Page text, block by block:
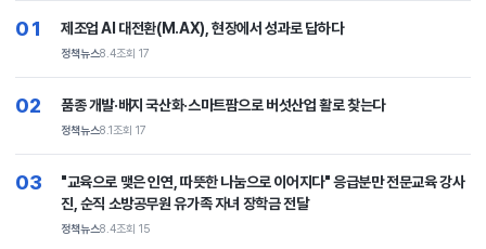
01 제조업 AI 대전환(M.AX), 현장에서 성과로 답하다
정책뉴스8.4조회 17
02 품종 개발·배지 국산화·스마트팜으로 버섯산업 활로 찾는다
정책뉴스8.1조회 17
03
"교육으로 맺은 인연, 따뜻한 나눔으로 이어지다" 응급분만 전문교육 강사
진, 순직 소방공무원 유가족 자녀 장학금 전달
정책뉴스8.4조회 15